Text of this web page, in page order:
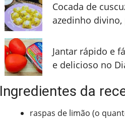
Cocada de
azedinho divino,
Jantar rápido e
e delicioso no
Ingredientes da
raspas de limão (o